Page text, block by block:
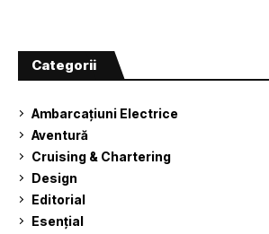
Categorii
Ambarcațiuni Electrice
Aventură
Cruising & Chartering
Design
Editorial
Esențial